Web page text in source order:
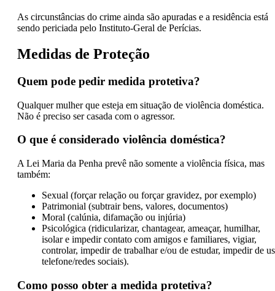
As circunstâncias do crime ainda são apuradas e a residência está
sendo periciada pelo Instituto-Geral de Perícias.
Medidas de Proteção
Quem pode pedir medida protetiva?
Qualquer mulher que esteja em situação de violência doméstica.
Não é preciso ser casada com o agressor.
O que é considerado violência doméstica?
A Lei Maria da Penha prevê não somente a violência física, mas
também:
Sexual (forçar relação ou forçar gravidez, por exemplo)
Patrimonial (subtrair bens, valores, documentos)
Moral (calúnia, difamação ou injúria)
Psicológica (ridicularizar, chantagear, ameaçar, humilhar,
isolar e impedir contato com amigos e familiares, vigiar,
controlar, impedir de trabalhar e/ou de estudar, impedir de
telefone/redes sociais).
Como posso obter a medida protetiva?